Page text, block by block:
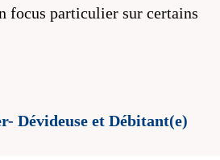
focus particulier sur certains
Dévideuse et Débitant(e)